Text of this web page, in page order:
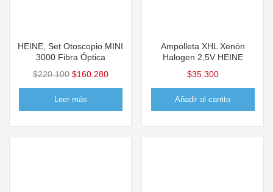
HEINE, Set Otoscopio MINI
3000 Fibra Óptica
$220.100 $160.280
Leer más
Ampolleta XHL Xenón
Halogen 2,5V HEINE
$35.300
Añadir al carrito